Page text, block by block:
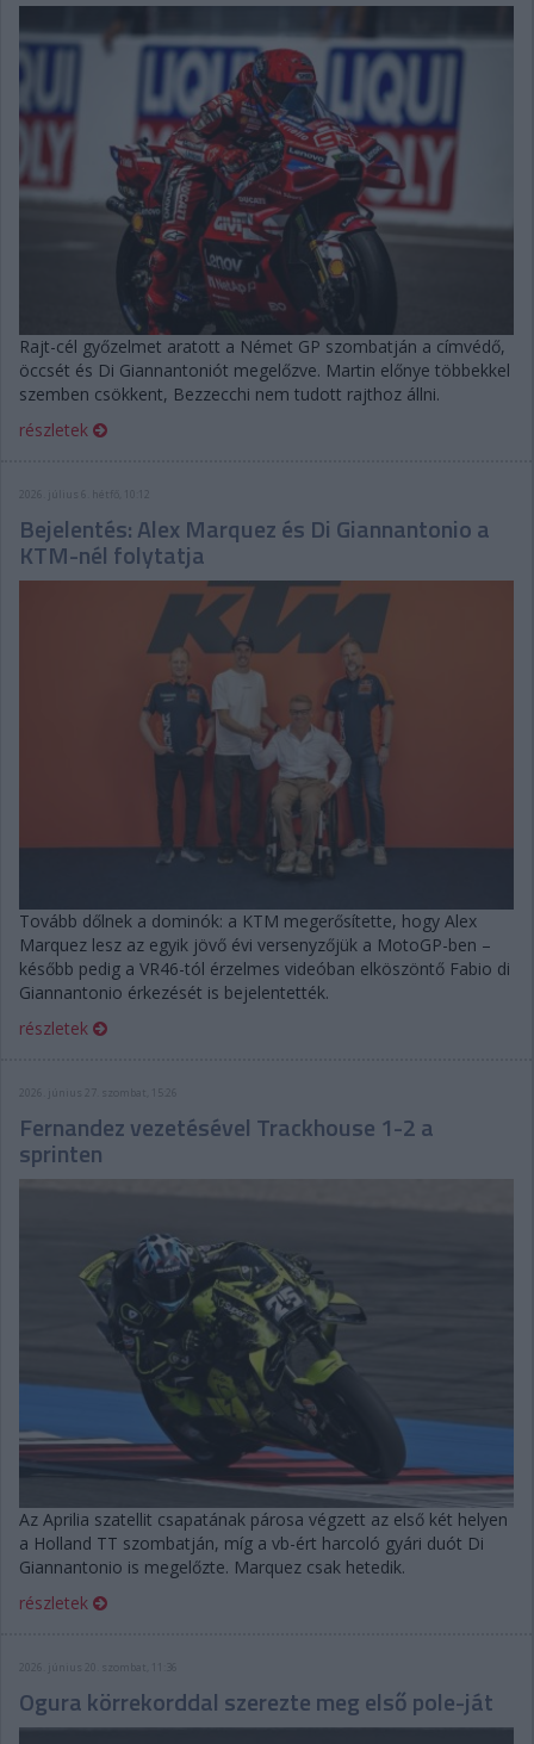
Rajt-cél győzelmet aratott a Német GP szombatján a címvédő,
öccsét és Di Giannantoniót megelőzve. Martin előnye többekkel
szemben csökkent, Bezzecchi nem tudott rajthoz állni.
részletek
2026. július 6. hétfő, 10:12
Bejelentés: Alex Marquez és Di Giannantonio a
KTM-nél folytatja
Tovább dőlnek a dominók: a KTM megerősítette, hogy Alex
Marquez lesz az egyik jövő évi versenyzőjük a MotoGP-ben –
később pedig a VR46-tól érzelmes videóban elköszöntő Fabio di
Giannantonio érkezését is bejelentették.
részletek
2026. június 27. szombat, 15:26
Fernandez vezetésével Trackhouse 1-2 a
sprinten
Az Aprilia szatellit csapatának párosa végzett az első két helyen
a Holland TT szombatján, míg a vb-ért harcoló gyári duót Di
Giannantonio is megelőzte. Marquez csak hetedik.
részletek
2026. június 20. szombat, 11:36
Ogura körrekorddal szerezte meg első pole-ját